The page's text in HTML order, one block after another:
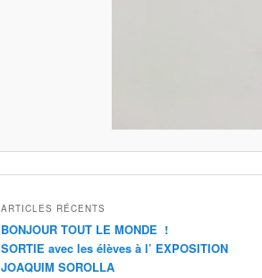
ARTICLES RÉCENTS
BONJOUR TOUT LE MONDE !
SORTIE avec les élèves à l’ EXPOSITION
JOAQUIM SOROLLA